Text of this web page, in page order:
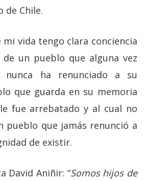
de Chile.
mi vida tengo clara conciencia
un pueblo que alguna vez
ha renunciado a su
que guarda en su memoria
fue arrebatado y al cual no
pueblo que jamás renunció a
de existir.
David Aniñir: “Somos hijos de